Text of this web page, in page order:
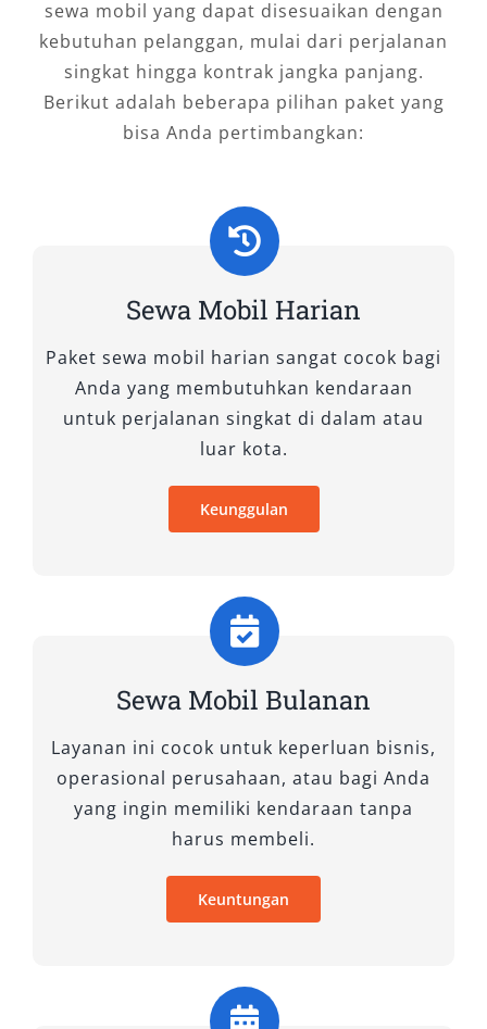
bisa menjadi pilihan. Dengan daya tampung
hingga 15 penumpang, mobil ini ideal untuk
perjalanan wisata atau rombongan bisnis.
12. Toyota Hiace Premio
Toyota Hiace Premio menawarkan kabin yang
lebih mewah dan fitur kenyamanan tambahan,
menjadikannya pilihan yang tepat untuk
perjalanan jauh atau perjalanan bisnis.
13. Toyota Hiace Premio Luxury
Bagi Anda yang menginginkan pengalaman
perjalanan VIP, Toyota Hiace Premio Luxury
menghadirkan kabin yang lebih luas, jok yang
lebih nyaman, serta berbagai fitur premium
yang meningkatkan kenyamanan selama
Untuk kebutuhan perjalanan dalam grup besar,
Isuzu Elf Long adalah solusi tepat. Dengan
kapasitas hingga 20 penumpang, kendaraan ini
sering digunakan untuk perjalanan wisata,
acara perusahaan, atau rombongan keluarga.
sewa mobil yang dapat disesuaikan dengan
kebutuhan pelanggan, mulai dari perjalanan
singkat hingga kontrak jangka panjang.
Berikut adalah beberapa pilihan paket yang
bisa Anda pertimbangkan:
Sewa Mobil Harian
Paket sewa mobil harian sangat cocok bagi
Anda yang membutuhkan kendaraan
untuk perjalanan singkat di dalam atau
luar kota.
Keunggulan
Sewa Mobil Bulanan
Layanan ini cocok untuk keperluan bisnis,
operasional perusahaan, atau bagi Anda
yang ingin memiliki kendaraan tanpa
harus membeli.
Keuntungan